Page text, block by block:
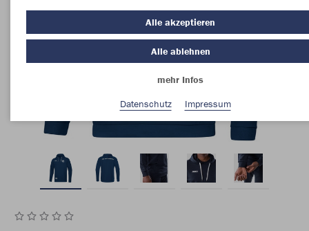
Alle akzeptieren
Alle ablehnen
mehr Infos
Datenschutz
Impressum